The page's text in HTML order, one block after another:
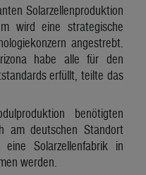
Solarzellenproduktion
wird eine strategische
angestrebt.
habe alle für den
erfüllt, teilte das
benötigten
am deutschen Standort
Solarzellenfabrik in
werden.